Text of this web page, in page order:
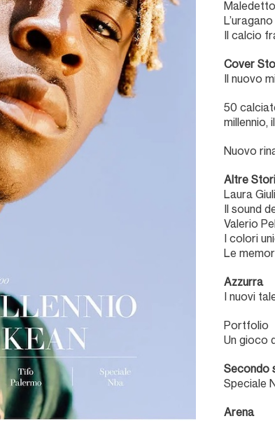
Il calcio
Cover
Il nuovo
50
millennio,
Nuovo
Altre
Laura
Il sound
Valerio
I colori
Le
Azzurra
I nuovi
Portfolio
Un gioco
Secondo
Speciale
Arena